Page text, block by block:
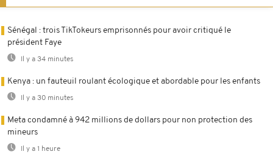
Sénégal : trois TikTokeurs emprisonnés pour avoir critiqué le
président Faye
Il y a 34 minutes
Kenya : un fauteuil roulant écologique et abordable pour les enfants
Il y a 30 minutes
Meta condamné à 942 millions de dollars pour non protection des
mineurs
Il y a 1 heure